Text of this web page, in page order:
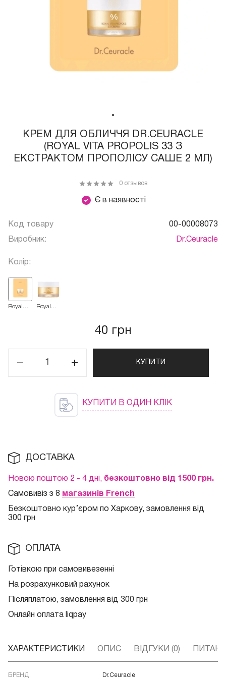
КРЕМ ДЛЯ ОБЛИЧЧЯ DR.CEURACLE
(ROYAL VITA PROPOLIS 33 З
ЕКСТРАКТОМ ПРОПОЛІСУ САШЕ 2 МЛ)
Є в наявності
0 отзывов
Код товару 00-00008073
Виробник: Dr.Ceuracle
Колір:
Royal
Royal
40 грн
КУПИТИ
КУПИТИ В ОДИН КЛІК
ДОСТАВКА
Новою поштою 2 - 4 дні, безкоштовно від 1500 грн.
Самовивіз з 8 магазинів French
Безкоштовно кур’єром по Харкову, замовлення від
300 грн
ОПЛАТА
Готівкою при самовивезенні
На розрахунковий рахунок
Післяплатою, замовлення від 300 грн
Онлайн оплата liqpay
ХАРАКТЕРИСТИКИ ОПИС ВІДГУКИ (0)
БРЕНД Dr.Ceuracle